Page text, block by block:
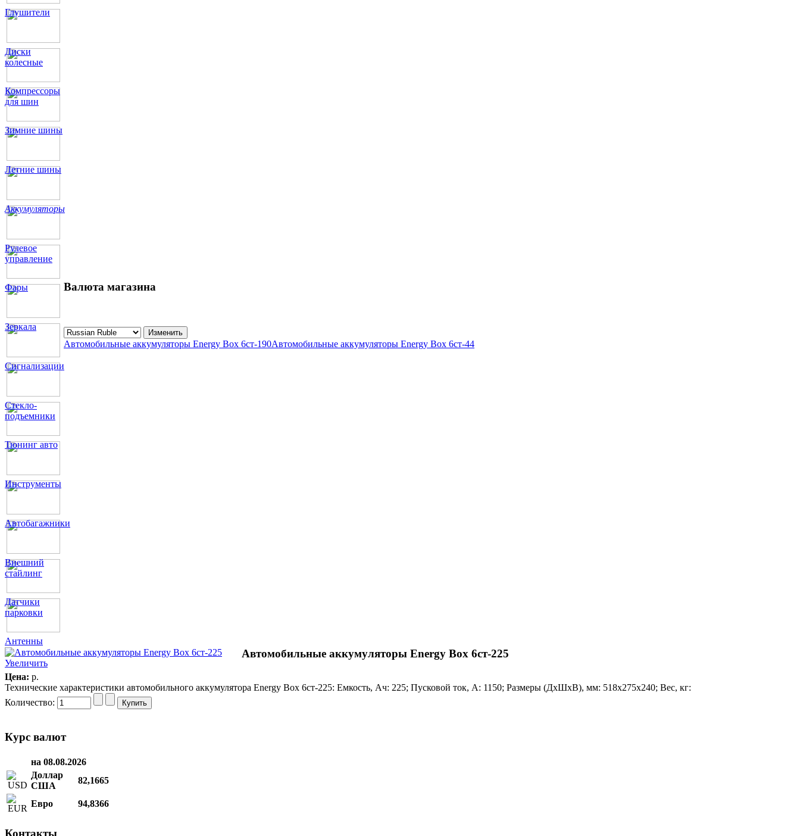
Глушители
Диски
колесные
Компрессоры
для шин
Зимние шины
Летние шины
Аккумуляторы
Рулевое
управление
Фары
Зеркала
Сигнализации
Стекло-
подъемники
Тюнинг авто
Инструменты
Автобагажники
Внешний
стайлинг
Датчики
парковки
Антенны
Валюта магазина
Автомобильные аккумуляторы Energy Box 6ст-190Автомобильные аккумуляторы Energy Box 6ст-44
Увеличить
Автомобильные аккумуляторы Energy Box 6ст-225
Цена: p.
Технические характеристики автомобильного аккумулятора Energy Box 6ст-225: Емкость, Ач: 225; Пусковой ток, A: 1150; Размеры (ДхШхВ), мм: 518х275х240; Вес, кг:
Количество:
Курс валют
на 08.08.2026
Доллар
США
82,1665
Евро 94,8366
Контакты